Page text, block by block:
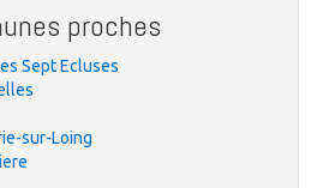
proches
Sept Ecluses
sur-Loing